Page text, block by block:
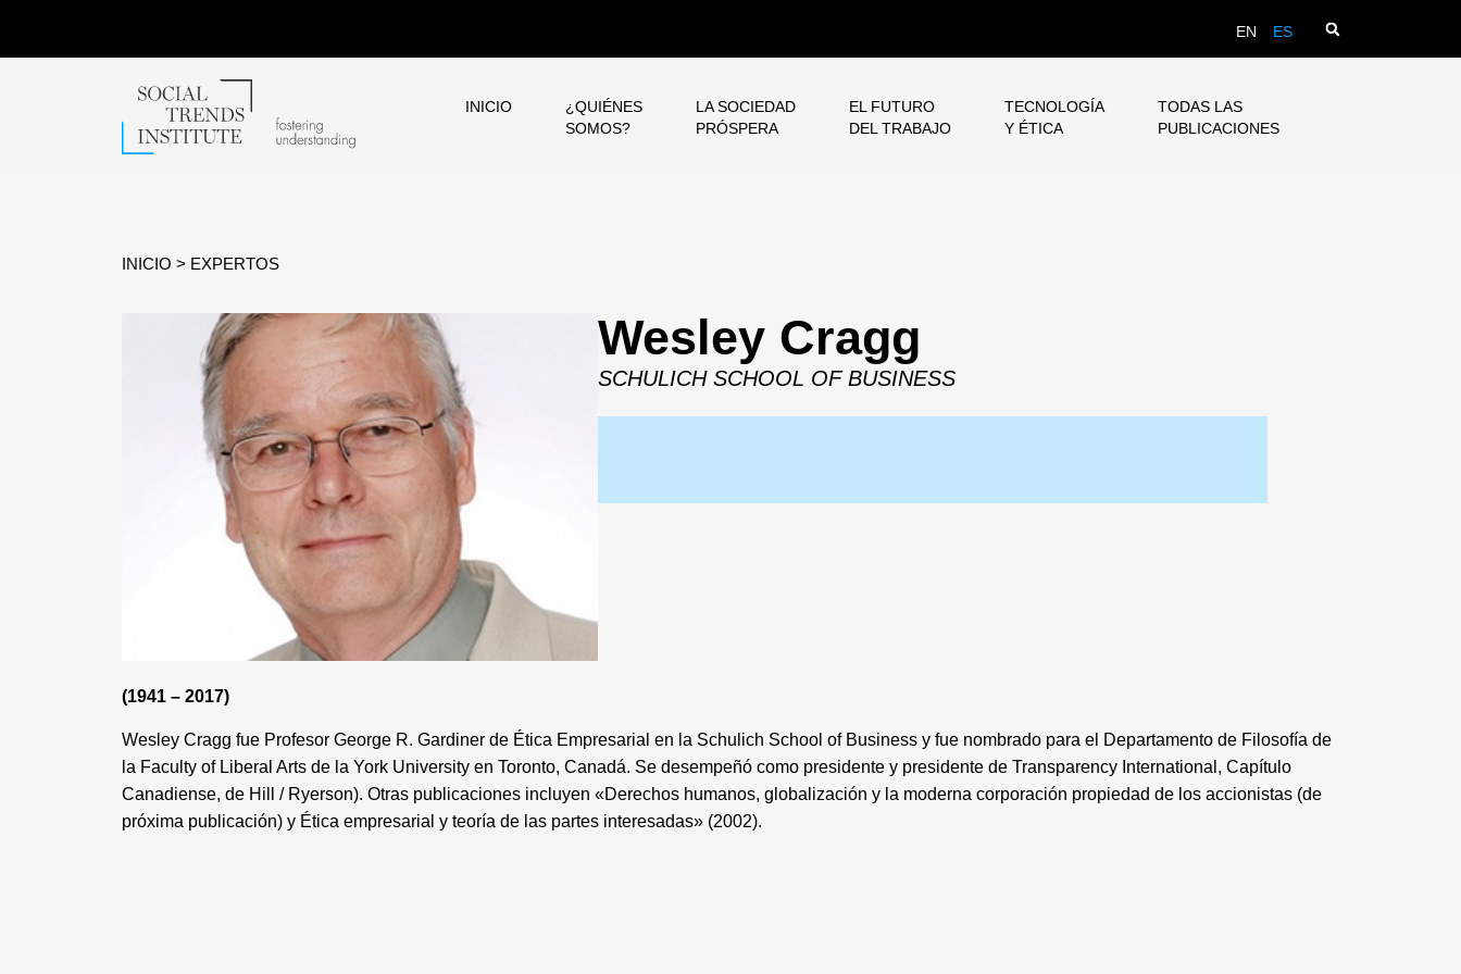
EN ES
INICIO
¿QUIÉNES
SOMOS?
LA SOCIEDAD
PRÓSPERA
EL FUTURO
DEL TRABAJO
TECNOLOGÍA
Y ÉTICA
TODAS LAS
PUBLICACIONES
INICIO > EXPERTOS
Wesley Cragg
SCHULICH SCHOOL OF BUSINESS
(1941 – 2017)
Wesley Cragg fue Profesor George R. Gardiner de Ética Empresarial en la Schulich School of Business y fue nombrado para el Departamento de Filosofía de
la Faculty of Liberal Arts de la York University en Toronto, Canadá. Se desempeñó como presidente y presidente de Transparency International , Capítulo
Canadiense, de Hill / Ryerson). Otras publicaciones incluyen «Derechos humanos, globalización y la moderna corporación propiedad de los accionistas (de
próxima publicación) y Ética empresarial y teoría de las partes interesadas» (2002).